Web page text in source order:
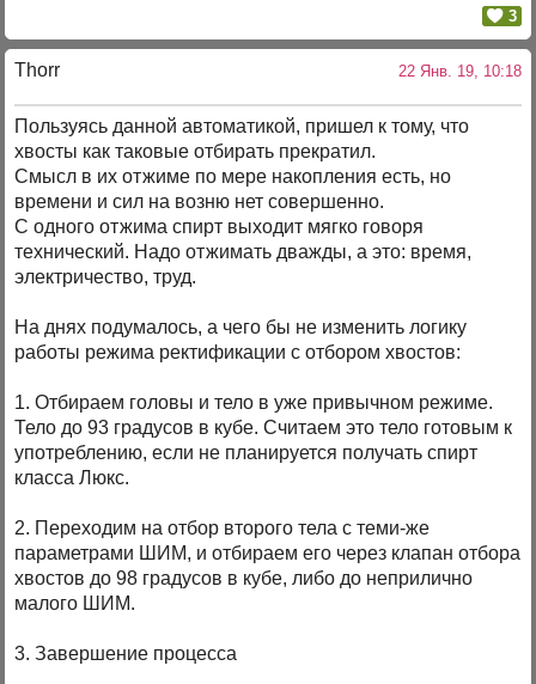
3
Thorr 22 Янв. 19, 10:18
Пользуясь данной автоматикой, пришел к тому, что
хвосты как таковые отбирать прекратил.
Смысл в их отжиме по мере накопления есть, но
времени и сил на возню нет совершенно.
С одного отжима спирт выходит мягко говоря
технический. Надо отжимать дважды, а это: время,
электричество, труд.
На днях подумалось, а чего бы не изменить логику
работы режима ректификации с отбором хвостов:
1. Отбираем головы и тело в уже привычном режиме.
Тело до 93 градусов в кубе. Считаем это тело готовым к
употреблению, если не планируется получать спирт
класса Люкс.
2. Переходим на отбор второго тела с теми-же
параметрами ШИМ, и отбираем его через клапан отбора
хвостов до 98 градусов в кубе, либо до неприлично
малого ШИМ.
3. Завершение процесса